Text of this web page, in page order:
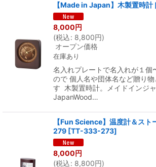
【Made in Japan】木製置時計
8,000円
(税込: 8,800円)
オープン価格
在庫あり
名入れプレートで名入れが１個
ので 個人名や団体名など贈り物
す 木製置時計。メイドインジ
JapanWood…
【Fun Science】温度計＆ス
279 [TT-333-273]
8,000円
(税込: 8,800円)